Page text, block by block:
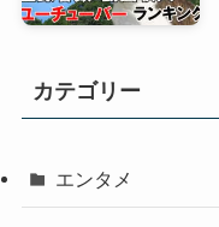
カテゴリー
エンタメ